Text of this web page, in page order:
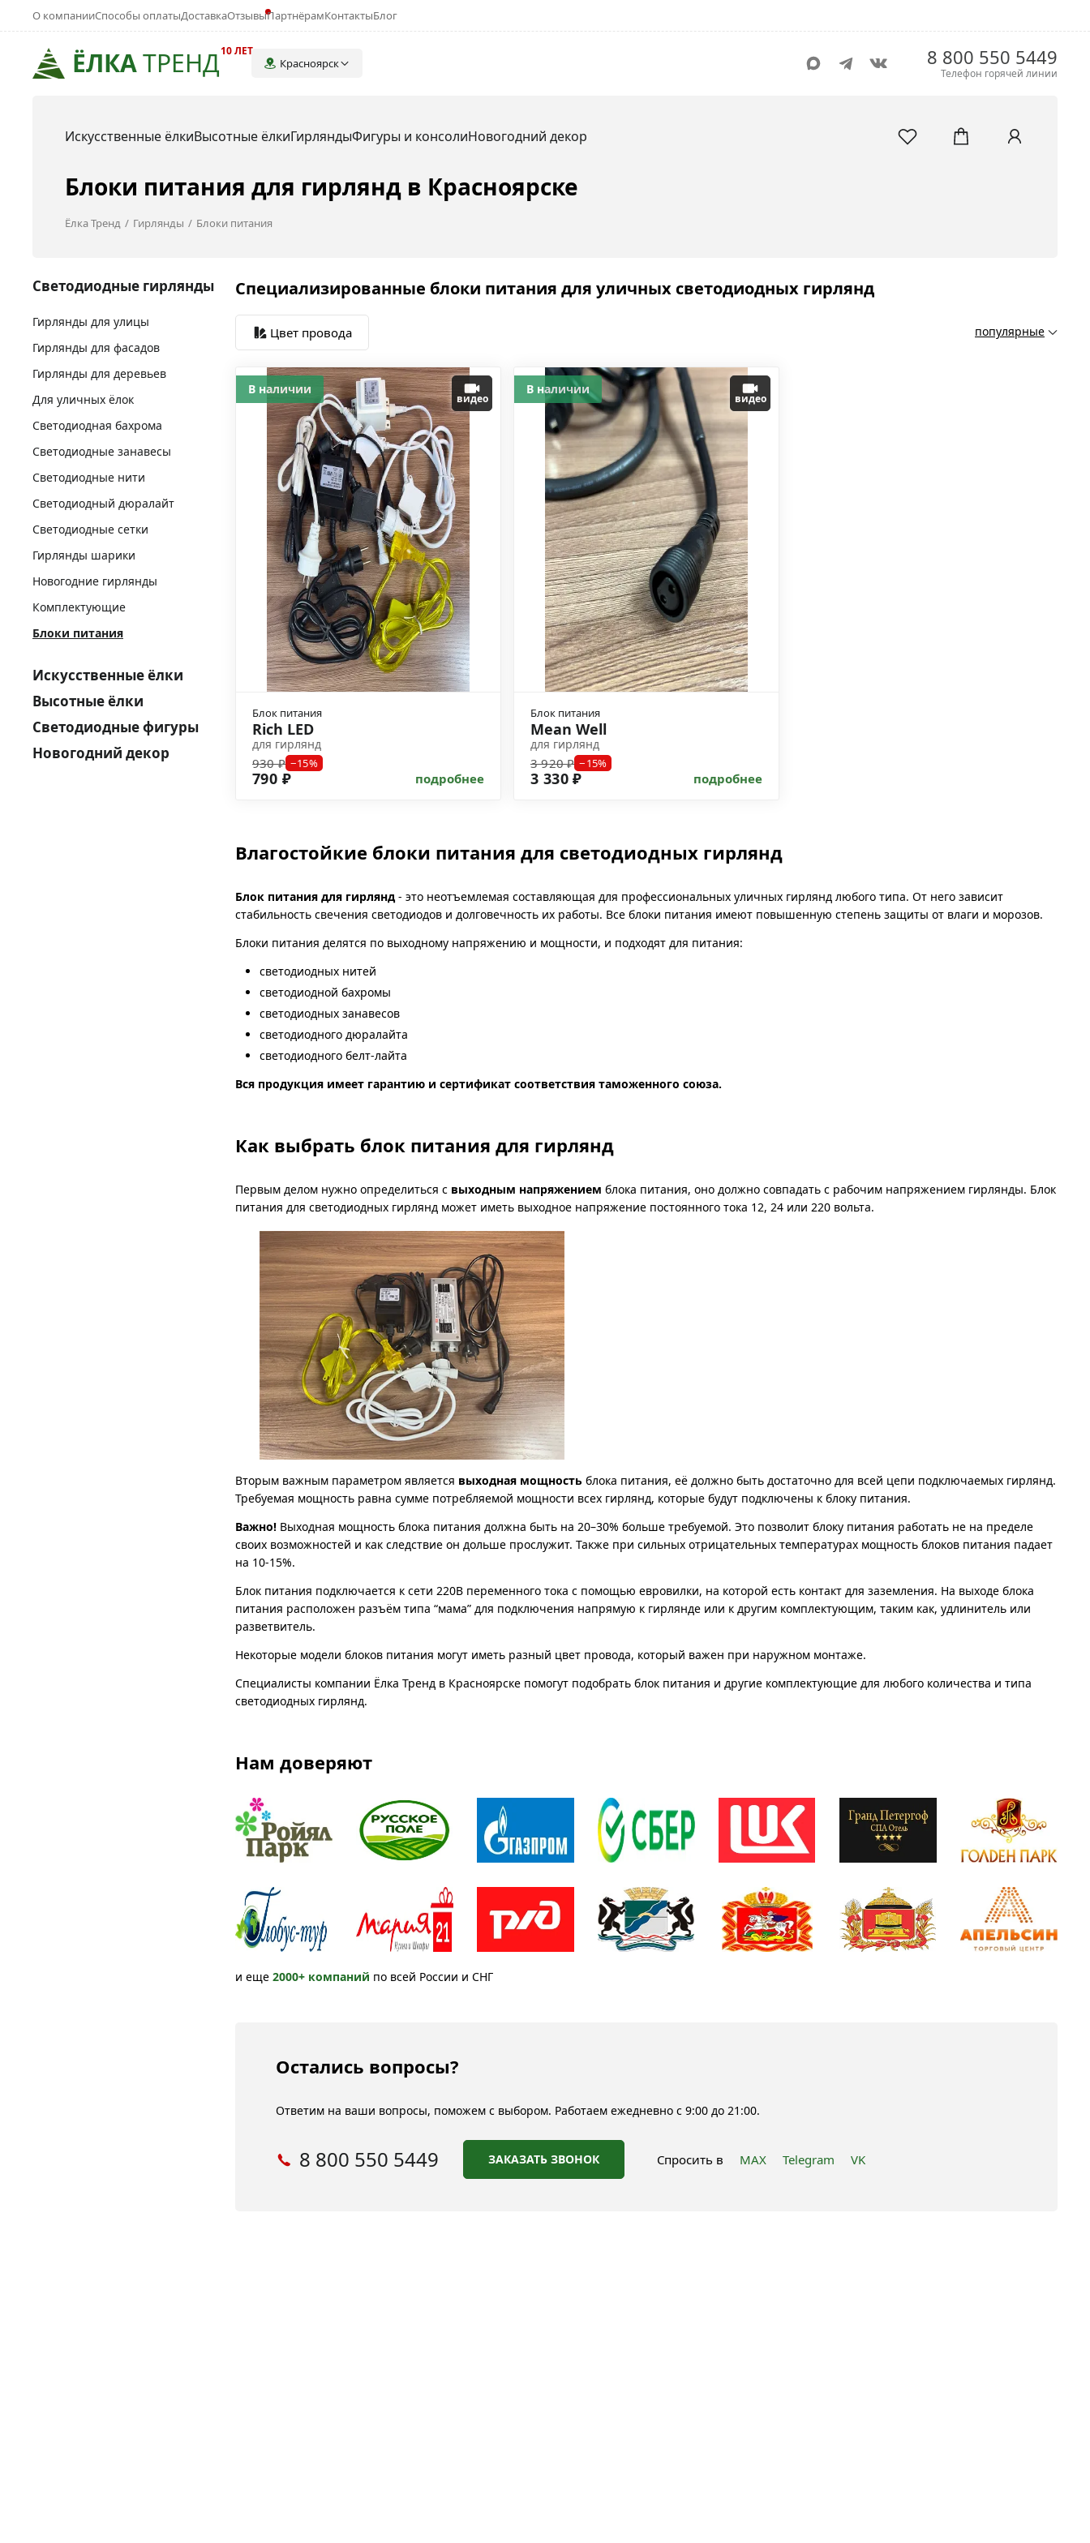
ЁЛКАТРЕНД10 ЛЕТ
Красноярск
О компанииСпособы оплатыДоставкаОтзывыПартнёрамКонтактыБлог
8 800 550 5449
Телефон горячей линии
Искусственные ёлкиВысотные ёлкиГирляндыФигуры и консолиНовогодний декор
Блоки питания для гирлянд в Красноярске
Ёлка Тренд Гирлянды Блоки питания
Светодиодные гирлянды
Гирлянды для улицы
Гирлянды для фасадов
Гирлянды для деревьев
Для уличных ёлок
Светодиодная бахрома
Светодиодные занавесы
Светодиодные нити
Светодиодный дюралайт
Светодиодные сетки
Гирлянды шарики
Новогодние гирлянды
Комплектующие
Блоки питания
Искусственные ёлки
Высотные ёлки
Светодиодные фигуры
Новогодний декор
Специализированные блоки питания для уличных светодиодных гирлянд
Цвет провода популярные
видео
Блок питания
Rich LED
для гирлянд
930 ₽ −15%
790 ₽ подробнее
В наличии
видео
Блок питания
Mean Well
для гирлянд
3 920 ₽ −15%
3 330 ₽ подробнее
В наличии
Влагостойкие блоки питания для светодиодных гирлянд
Блок питания для гирлянд- это неотъемлемая составляющая для профессиональных уличных гирлянд любого типа. От него зависит
стабильность свечения светодиодов и долговечность их работы. Все блоки питания имеют повышенную степень защиты от влаги и морозов.
Блоки питания делятся по выходному напряжению и мощности, и подходят для питания:
светодиодных нитей
светодиодной бахромы
светодиодных занавесов
светодиодного дюралайта
светодиодного белт-лайта
Вся продукция имеет гарантию и сертификат соответствия таможенного союза.
Как выбрать блок питания для гирлянд
Первым делом нужно определиться с выходным напряжением блока питания, оно должно совпадать с рабочим напряжением гирлянды. Блок
питания для светодиодных гирлянд может иметь выходное напряжение постоянного тока 12, 24 или 220 вольта.
Вторым важным параметром является выходная мощность блока питания, её должно быть достаточно для всей цепи подключаемых гирлянд.
Требуемая мощность равна сумме потребляемой мощности всех гирлянд, которые будут подключены к блоку питания.
Важно! Выходная мощность блока питания должна быть на 20–30% больше требуемой. Это позволит блоку питания работать не на пределе
своих возможностей и как следствие он дольше прослужит. Также при сильных отрицательных температурах мощность блоков питания падает
на 10-15%.
Блок питания подключается к сети 220В переменного тока с помощью евровилки, на которой есть контакт для заземления. На выходе блока
питания расположен разъём типа “мама” для подключения напрямую к гирлянде или к другим комплектующим, таким как, удлинитель или
разветвитель.
Некоторые модели блоков питания могут иметь разный цвет провода, который важен при наружном монтаже.
Специалисты компании Ёлка Тренд в Красноярске помогут подобрать блок питания и другие комплектующие для любого количества и типа
светодиодных гирлянд.
Нам доверяют
и еще 2000+ компаний по всей России и СНГ
Остались вопросы?
Ответим на ваши вопросы, поможем с выбором. Работаем ежедневно с 9:00 до 21:00.
8 800 550 5449 ЗАКАЗАТЬ ЗВОНОК Спросить в MAX Telegram VK